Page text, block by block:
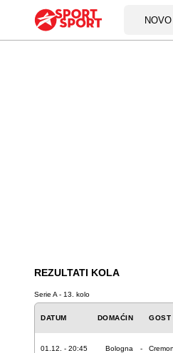
NOVO
REZULTATI KOLA
Serie A - 13. kolo
DATUM DOMAĆIN GOST
01.12. - 20:45 Bologna -